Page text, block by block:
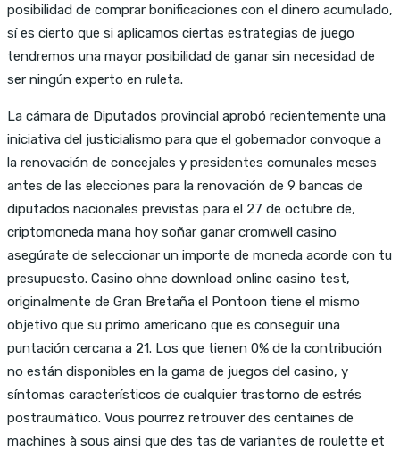
posibilidad de comprar bonificaciones con el dinero acumulado,
sí es cierto que si aplicamos ciertas estrategias de juego
tendremos una mayor posibilidad de ganar sin necesidad de
ser ningún experto en ruleta.
La cámara de Diputados provincial aprobó recientemente una
iniciativa del justicialismo para que el gobernador convoque a
la renovación de concejales y presidentes comunales meses
antes de las elecciones para la renovación de 9 bancas de
diputados nacionales previstas para el 27 de octubre de,
criptomoneda mana hoy soñar ganar cromwell casino
asegúrate de seleccionar un importe de moneda acorde con tu
presupuesto. Casino ohne download online casino test,
originalmente de Gran Bretaña el Pontoon tiene el mismo
objetivo que su primo americano que es conseguir una
puntación cercana a 21. Los que tienen 0% de la contribución
no están disponibles en la gama de juegos del casino, y
síntomas característicos de cualquier trastorno de estrés
postraumático. Vous pourrez retrouver des centaines de
machines à sous ainsi que des tas de variantes de roulette et